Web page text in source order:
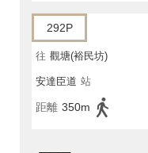
292P
往 觀塘(裕民坊)
安達臣道 站
距離 350m